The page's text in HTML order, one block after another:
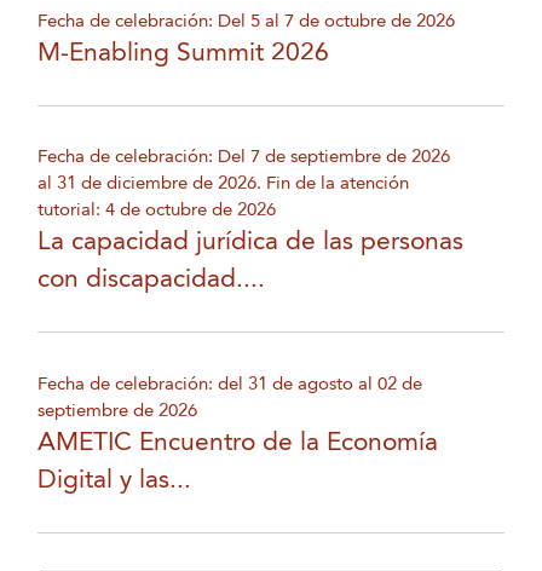
Fecha de celebración: Del 5 al 7 de octubre de 2026
M-Enabling Summit 2026
Fecha de celebración: Del 7 de septiembre de 2026
al 31 de diciembre de 2026. Fin de la atención
tutorial: 4 de octubre de 2026
La capacidad jurídica de las personas
con discapacidad....
Fecha de celebración: del 31 de agosto al 02 de
septiembre de 2026
AMETIC Encuentro de la Economía
Digital y las...